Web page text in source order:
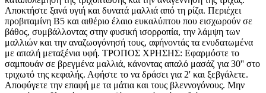
Αποκτήστε ξανά υγιή και δυνατά μαλλιά από τη ρίζα. Περιέχει
προβιταμίνη Β5 και αιθέριο έλαιο ευκαλύπτου που εισχωρούν σε
βάθος, συμβάλλοντας στην φυσική ισορροπία, την λάμψη των
μαλλιών και την αναζωογόνησή τους, αφήνοντάς τα ενυδατωμένα
με απαλή μεταξένια υφή. ΤΡΟΠΟΣ ΧΡΗΣΗΣ: Εφαρμόστε το
σαμπουάν σε βρεγμένα μαλλιά, κάνοντας απαλό μασάζ για 30'' στο
τριχωτό της κεφαλής. Αφήστε το να δράσει για 2' και ξεβγάλετε.
Αποφύγετε την επαφή με τα μάτια και τους βλεννογόνους. Μην